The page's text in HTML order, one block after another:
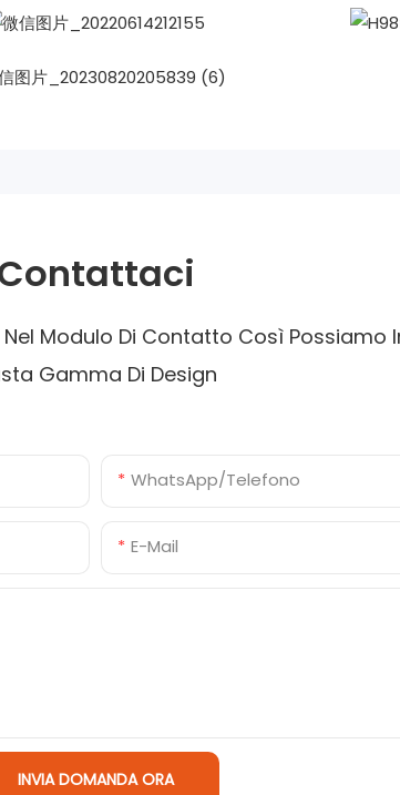
Modulo Di Contatto Così
Gamma Di Design
WhatsApp/Telefono
E-Mail
INVIA DOMANDA ORA